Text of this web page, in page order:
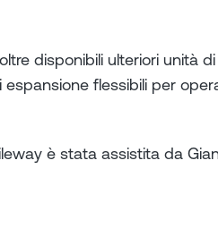
disponibili ulteriori unità
flessibili per
è stata assistita da